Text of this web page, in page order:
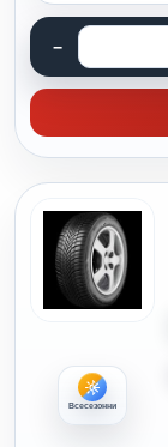
Всесезонни